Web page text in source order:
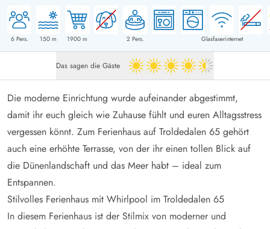
6Pers. 150 m 1900 m 2 Pers. Glasfaserinternet
Das sagen die Gäste 4.5 von 5
Die moderne Einrichtung wurde aufeinander abgestimmt,
damit ihr euch gleich wie Zuhause fühlt und euren Alltagsstress
vergessen könnt. Zum Ferienhaus auf Troldedalen 65 gehört
auch eine erhöhte Terrasse, von der ihr einen tollen Blick auf
die Dünenlandschaft und das Meer habt – ideal zum
Entspannen.
Stilvolles Ferienhaus mit Whirlpool im Troldedalen 65
In diesem Ferienhaus ist der Stilmix von moderner und